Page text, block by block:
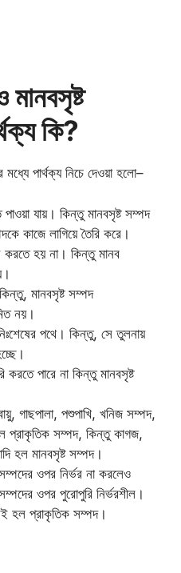
কি?
পার্থক্য নিচে দেওয়া হলো–
যায়। কিন্তু মানবসৃষ্ট সম্পদ
কাজে লাগিয়ে তৈরি করে।
করতে হয় না। কিন্তু মানব
মানবসৃষ্ট সম্পদ
নয়।
পথে। কিন্তু, সে তুলনায়
করতে পারে না কিন্তু মানবসৃষ্ট
গাছপালা, পশুপাখি, খনিজ সম্পদ,
প্রাকৃতিক সম্পদ, কিন্তু কাগজ,
হল মানবসৃষ্ট সম্পদ।
ওপর নির্ভর না করলেও
ওপর পুরোপুরি নির্ভরশীল।
হল প্রাকৃতিক সম্পদ।